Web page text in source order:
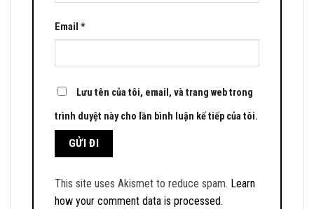
Email *
Lưu tên của tôi, email, và trang web trong
trình duyệt này cho lần bình luận kế tiếp của tôi.
This site uses Akismet to reduce spam. Learn
how your comment data is processed.